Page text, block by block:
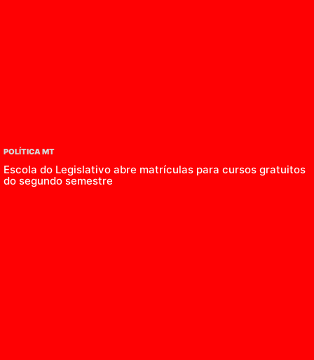
POLÍTICA MT
Escola do Legislativo abre matrículas para cursos gratuitos
do segundo semestre